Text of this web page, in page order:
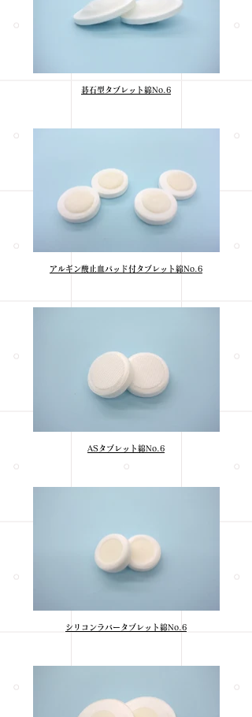
碁石型タブレット綿No.6
アルギン酸止血パッド付タブレット綿No.6
ASタブレット綿No.6
シリコンラバータブレット綿No.6